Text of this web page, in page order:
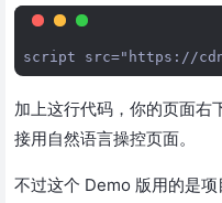
加上这行代码，你的页面右
接用自然语言操控页面。
不过这个 Demo 版用的是